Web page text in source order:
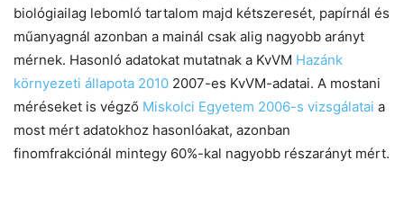
biológiailag lebomló tartalom majd kétszeresét, papírnál és
műanyagnál azonban a mainál csak alig nagyobb arányt
mérnek. Hasonló adatokat mutatnak a KvVM Hazánk
környezeti állapota 2010 2007-es KvVM-adatai. A mostani
méréseket is végző Miskolci Egyetem 2006-s vizsgálatai a
most mért adatokhoz hasonlóakat, azonban
finomfrakciónál mintegy 60%-kal nagyobb részarányt mért.